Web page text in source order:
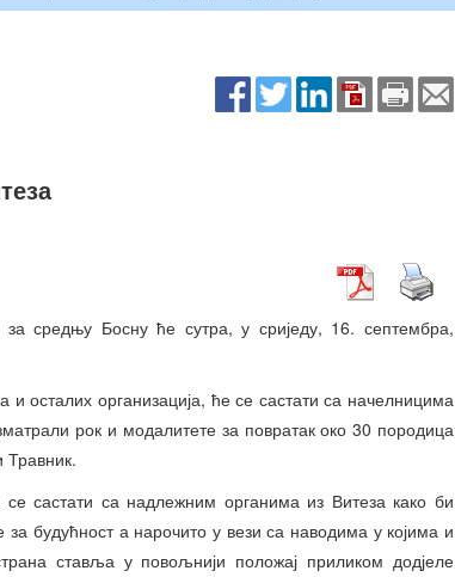
за средњу Босну ће сутра, у сриједу, 16. септембра,
осталих организација, ће се састати са начелницима
рок и модалитете за повратак око 30 породица
Травник.
састати са надлежним органима из Витеза како би
будућност а нарочито у вези са наводима у којима и
ставља у повољнији положај приликом додјеле